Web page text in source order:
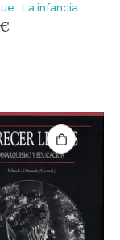
El parque : La infancia entre cartones
€